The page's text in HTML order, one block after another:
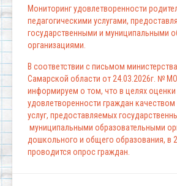
Мониторинг удовлетворенности
педагогическими услугами,
государственными и муниципальными
организациями.
В соответствии с письмом
Самарской области от 24.03.2026г. №
информируем о том, что в целях оценки
удовлетворенности граждан
услуг, предоставляемых
муниципальными образовательными
дошкольного и общего образования, в
проводится опрос граждан.